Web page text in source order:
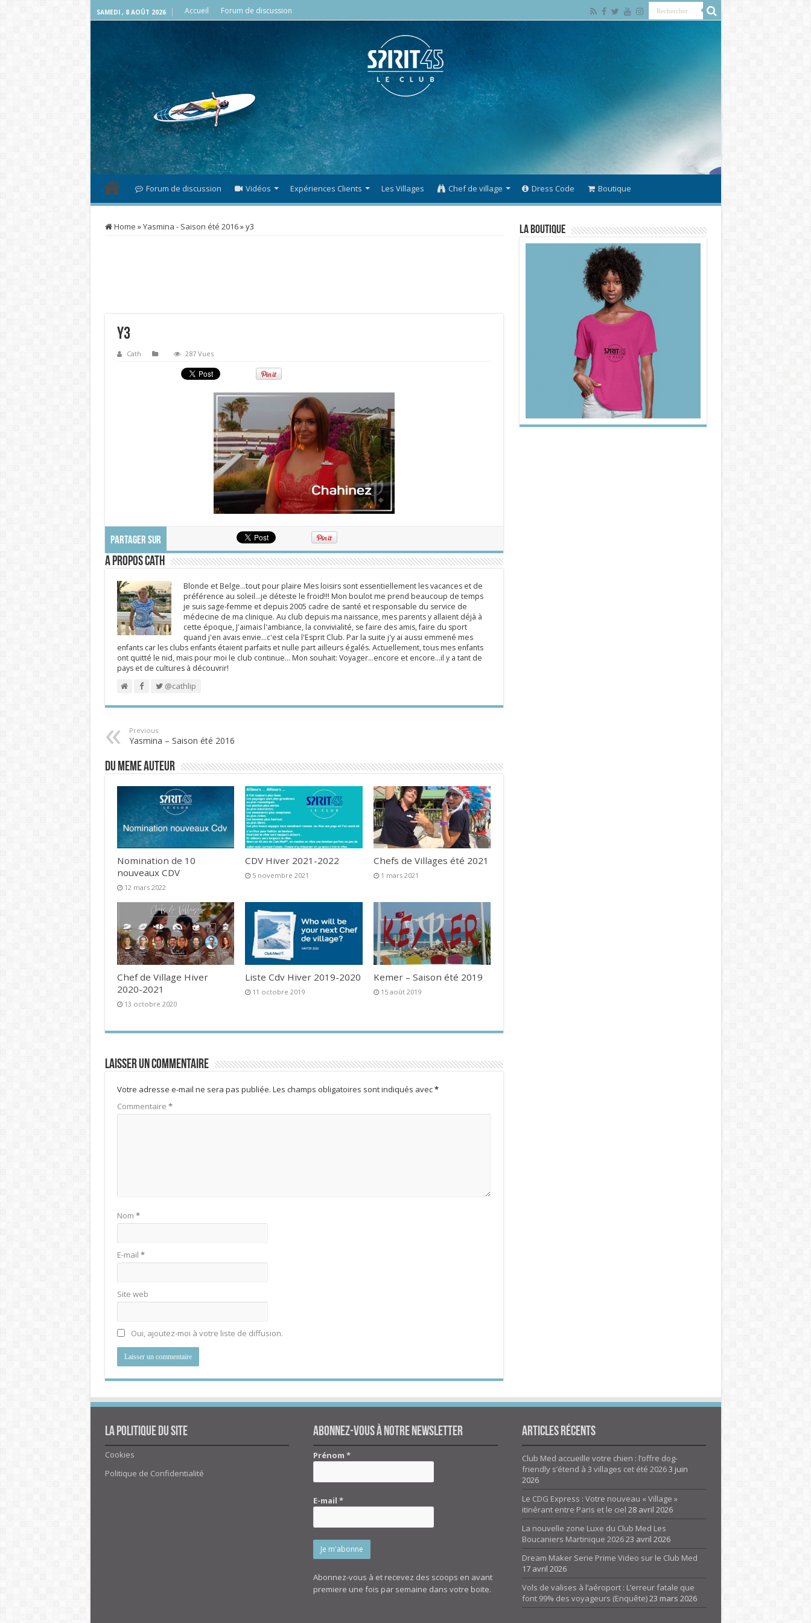
SAMEDI , 8 AOÛT 2026 Accueil Forum de discussion
Forum de discussion Vidéos Expériences Clients Les Villages Chef de village Dress Code Boutique
Home »Yasmina - Saison été 2016»y3
y3
Cath 287 Vues
PARTAGER SUR
A propos Cath
Blonde et Belge...tout pour plaire Mes loisirs sont essentiellement les vacances et de
préférence au soleil...je déteste le froid!!! Mon boulot me prend beaucoup de temps
je suis sage-femme et depuis 2005 cadre de santé et responsable du service de
médecine de ma clinique. Au club depuis ma naissance, mes parents y allaient déjà à
cette époque, J'aimais l'ambiance, la convivialité, se faire des amis, faire du sport
quand j'en avais envie...c'est cela l'Esprit Club. Par la suite j'y ai aussi emmené mes
enfants car les clubs enfants étaient parfaits et nulle part ailleurs égalés. Actuellement, tous mes enfants
ont quitté le nid, mais pour moi le club continue... Mon souhait: Voyager...encore et encore...il y a tant de
pays et de cultures à découvrir!
@cathlip
Previous
Yasmina – Saison été 2016
DU MEME AUTEUR
Nomination de 10
nouveaux CDV
12 mars 2022
CDV Hiver 2021-2022
5 novembre 2021
Chefs de Villages été 2021
1 mars 2021
Chef de Village Hiver
2020-2021
13 octobre 2020
Liste Cdv Hiver 2019-2020
11 octobre 2019
Kemer – Saison été 2019
15 août 2019
Laisser un commentaire
Votre adresse e-mail ne sera pas publiée. Les champs obligatoires sont indiqués avec*
Commentaire *
Nom *
E-mail *
Site web
Oui, ajoutez-moi à votre liste de diffusion.
La Boutique
La politique du site
Cookies
Politique de Confidentialité
Abonnez-vous à notre newsletter
Prénom*
E-mail*
Abonnez-vous à et recevez des scoops en avant
premiere une fois par semaine dans votre boite.
Articles Récents
Club Med accueille votre chien : l’offre dog-
friendly s’étend à 3 villages cet été 20263 juin
2026
Le CDG Express : Votre nouveau « Village »
itinérant entre Paris et le ciel 28 avril 2026
La nouvelle zone Luxe du Club Med Les
Boucaniers Martinique 202623 avril 2026
Dream Maker Serie Prime Video sur le Club Med
17 avril 2026
Vols de valises à l’aéroport : L’erreur fatale que
font 99% des voyageurs (Enquête)23 mars 2026